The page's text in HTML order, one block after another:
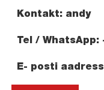
Kontakt: andy
Tel / WhatsApp:
E- posti